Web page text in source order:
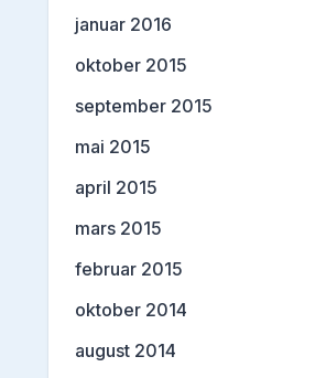
januar 2016
oktober 2015
september 2015
mai 2015
april 2015
mars 2015
februar 2015
oktober 2014
august 2014